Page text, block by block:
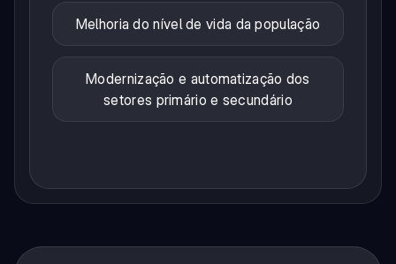
Melhoria do nível de vida da população
Modernização e automatização dos
setores primário e secundário